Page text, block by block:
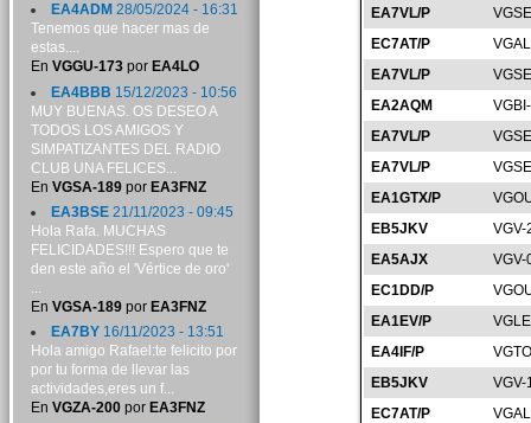
EA7VL/P
EC7AT/P
EA7VL/P
EA2AQM
EA7VL/P
EA7VL/P
EA1GTX/P
EB5JKV
VGV-
EA5AJX
VGV-
EC1DD/P
EA1EV/P
EA4IF/P
EB5JKV
VGV-
EC7AT/P
EA4ADM 28/05/2024 - 16:31
Tenemos que hacer mas de
estas....
En VGGU-173por EA4LO
EA4BBB 15/12/2023 - 10:56
MUY BUENAS. OS DESEO A
TODOS LOS AMIGOS Y
SIMPATIZANTES DEL RADIO
CLUB UNA FELICES...
En VGSA-189por EA3FNZ
EA3BSE21/11/2023 - 09:45
Hola Rafa. MUCHAS
FELICIDADES!!! Espero que te
den este año el 'Vértice de oro'
...
En VGSA-189por EA3FNZ
EA7BY16/11/2023 - 13:51
Hola amigo Rafael:te felicito por
por tu forma de llevar las
actividades,eres un f...
En VGZA-200por EA3FNZ